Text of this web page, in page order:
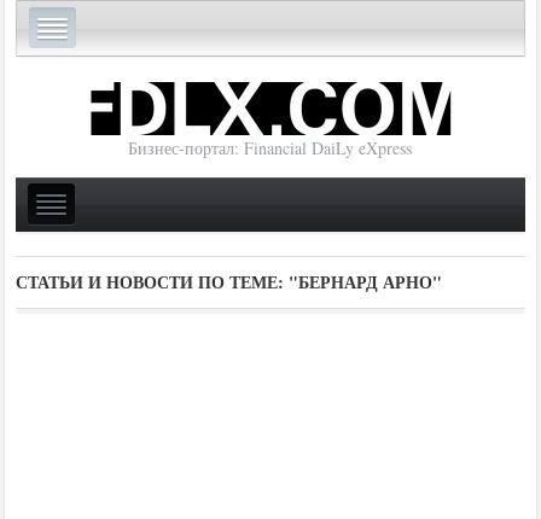
Бизнес-портал: Financial DaiLy eXpress
СТАТЬИ И НОВОСТИ ПО ТЕМЕ: "БЕРНАРД АРНО"